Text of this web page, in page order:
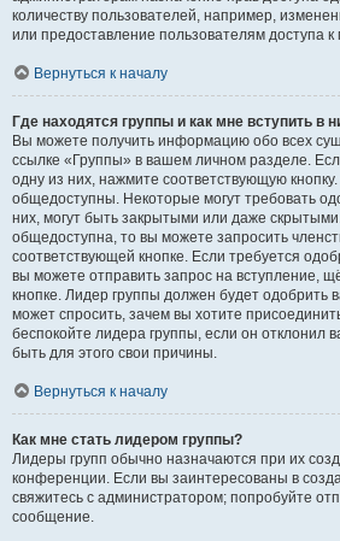
количеству пользователей, например,
или предоставление пользователям доступа
Вернуться к началу
Где находятся группы и как мне вступить в
Вы можете получить информацию обо всех
ссылке «Группы» в вашем личном разделе.
одну из них, нажмите соответствующую
общедоступны. Некоторые могут требовать
них, могут быть закрытыми или даже
общедоступна, то вы можете запросить
соответствующей кнопке. Если требуется
вы можете отправить запрос на вступление,
кнопке. Лидер группы должен будет одобрить
может спросить, зачем вы хотите
беспокойте лидера группы, если он отклонил
быть для этого свои причины.
Вернуться к началу
Как мне стать лидером группы?
Лидеры групп обычно назначаются при их
конференции. Если вы заинтересованы в
свяжитесь с администратором; попробуйте
сообщение.